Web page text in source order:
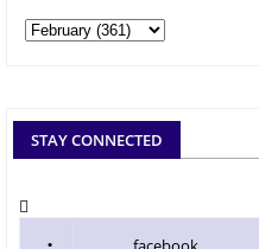
STAY CONNECTED